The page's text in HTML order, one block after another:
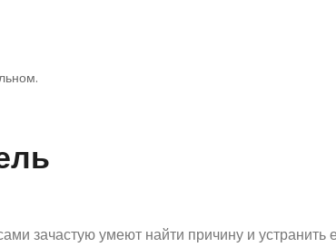
зачастую умеют найти причину и устранить